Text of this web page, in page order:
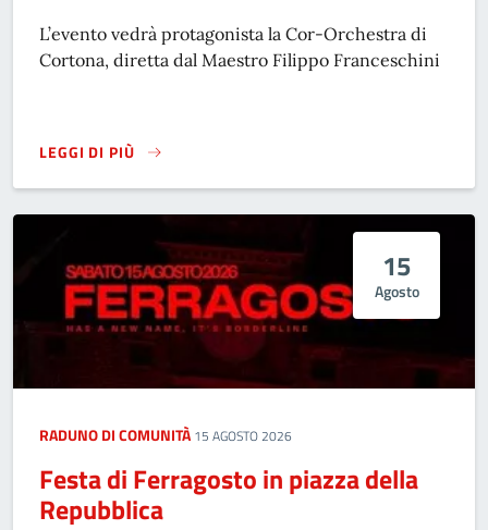
L’evento vedrà protagonista la Cor-Orchestra di
Cortona, diretta dal Maestro Filippo Franceschini
LEGGI DI PIÙ
LE QUATTRO STAGIONI, CONCERTO NELL'AREA
15
Agosto
RADUNO DI COMUNITÀ 15 AGOSTO 2026
Festa di Ferragosto in piazza della
Repubblica